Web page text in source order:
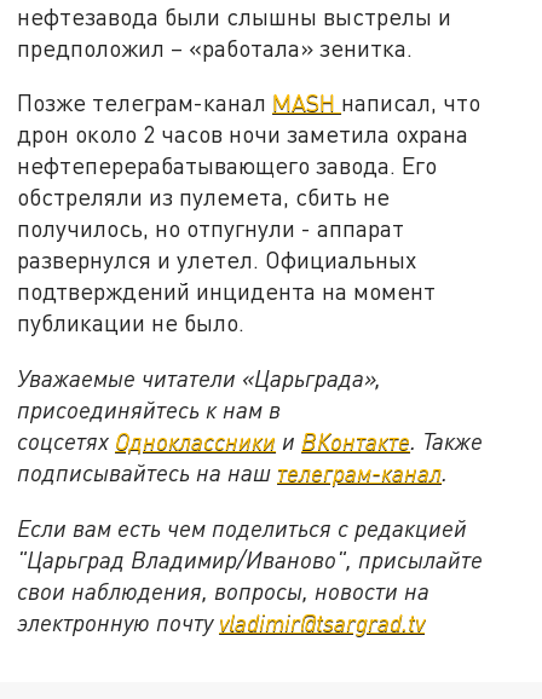
нефтезавода были слышны выстрелы и
предположил – «работала» зенитка.
Позже телеграм-канал MASH написал, что
дрон около 2 часов ночи заметила охрана
нефтеперерабатывающего завода. Его
обстреляли из пулемета, сбить не
получилось, но отпугнули - аппарат
развернулся и улетел. Официальных
подтверждений инцидента на момент
публикации не было.
Уважаемые читатели «Царьграда»,
присоединяйтесь к нам в
соцсетях Одноклассники и ВКонтакте. Также
подписывайтесь на наш телеграм-канал.
Если вам есть чем поделиться с редакцией
"Царьград Владимир/Иваново", присылайте
свои наблюдения, вопросы, новости на
электронную почту vladimir@tsargrad.tv